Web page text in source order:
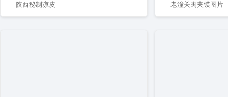
陕西秘制凉皮 老潼关肉夹馍图片